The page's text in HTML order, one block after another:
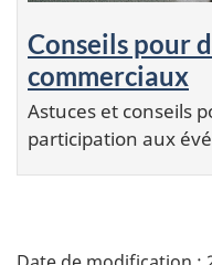
Conseils pour
commerciaux
Astuces et conseils
participation aux